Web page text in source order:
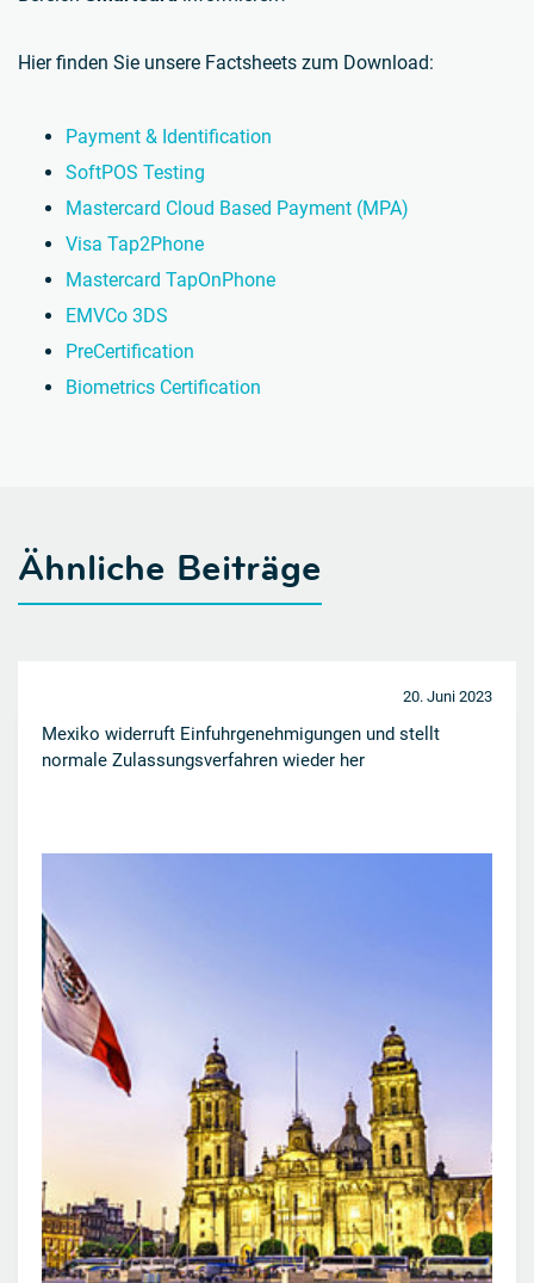
Hier finden Sie unsere Factsheets zum Download:
Payment & Identification
SoftPOS Testing
Mastercard Cloud Based Payment (MPA)
Visa Tap2Phone
Mastercard TapOnPhone
EMVCo 3DS
PreCertification
Biometrics Certification
Ähnliche Beiträge
20. Juni 2023
Mexiko widerruft Einfuhrgenehmigungen und stellt
normale Zulassungsverfahren wieder her